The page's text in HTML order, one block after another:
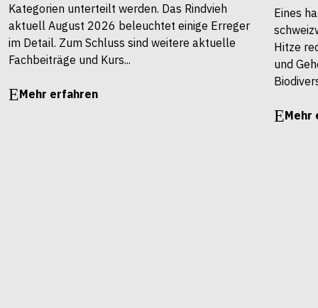
Kategorien unterteilt werden. Das Rindvieh
aktuell August 2026 beleuchtet einige Erreger
im Detail. Zum Schluss sind weitere aktuelle
Fachbeiträge und Kurs...
Mehr erfahren
Eines
Hitze
und
Mehr